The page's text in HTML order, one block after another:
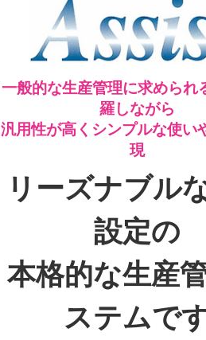
一般的な生産管理に求められ
羅しながら
汎用性が高くシンプルな使い
現
リーズナブル
設定の
本格的な生産
ステムで